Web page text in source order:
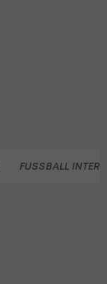
FUSSBALL